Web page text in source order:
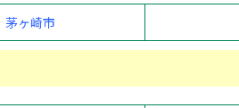
茅ヶ崎市